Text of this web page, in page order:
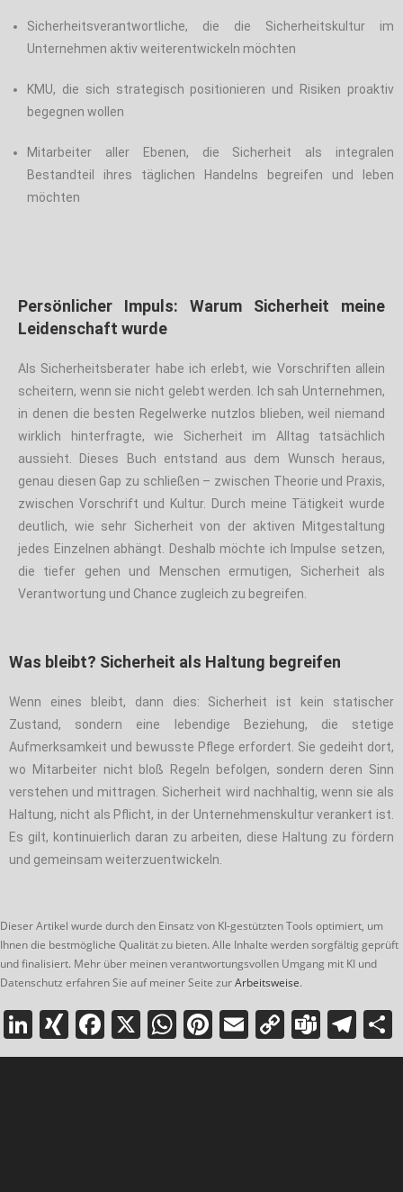
Sicherheitsverantwortliche, die die Sicherheitskultur im
Unternehmen aktiv weiterentwickeln möchten
KMU, die sich strategisch positionieren und Risiken proaktiv
begegnen wollen
Mitarbeiter aller Ebenen, die Sicherheit als integralen
Bestandteil ihres täglichen Handelns begreifen und leben
möchten
Persönlicher Impuls: Warum Sicherheit meine
Leidenschaft wurde
Als Sicherheitsberater habe ich erlebt, wie Vorschriften allein
scheitern, wenn sie nicht gelebt werden. Ich sah Unternehmen,
in denen die besten Regelwerke nutzlos blieben, weil niemand
wirklich hinterfragte, wie Sicherheit im Alltag tatsächlich
aussieht. Dieses Buch entstand aus dem Wunsch heraus,
genau diesen Gap zu schließen – zwischen Theorie und Praxis,
zwischen Vorschrift und Kultur. Durch meine Tätigkeit wurde
deutlich, wie sehr Sicherheit von der aktiven Mitgestaltung
jedes Einzelnen abhängt. Deshalb möchte ich Impulse setzen,
die tiefer gehen und Menschen ermutigen, Sicherheit als
Verantwortung und Chance zugleich zu begreifen.
Was bleibt? Sicherheit als Haltung begreifen
Wenn eines bleibt, dann dies: Sicherheit ist kein statischer
Zustand, sondern eine lebendige Beziehung, die stetige
Aufmerksamkeit und bewusste Pflege erfordert. Sie gedeiht dort,
wo Mitarbeiter nicht bloß Regeln befolgen, sondern deren Sinn
verstehen und mittragen. Sicherheit wird nachhaltig, wenn sie als
Haltung, nicht als Pflicht, in der Unternehmenskultur verankert ist.
Es gilt, kontinuierlich daran zu arbeiten, diese Haltung zu fördern
und gemeinsam weiterzuentwickeln.
Dieser Artikel wurde durch den Einsatz von KI-gestützten Tools optimiert, um
Ihnen die bestmögliche Qualität zu bieten. Alle Inhalte werden sorgfältig geprüft
und finalisiert. Mehr über meinen verantwortungsvollen Umgang mit KI und
Datenschutz erfahren Sie auf meiner Seite zurArbeitsweise.
Li
n
XI
N
F
a
X W
h
Pi
nt
E
m
C
o
T
e
T
el